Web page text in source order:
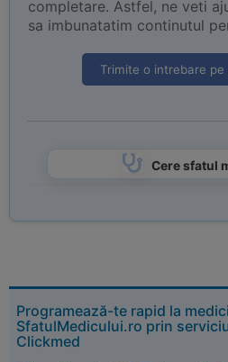
completare. Astfel, ne veti
sa imbunatatim continutul
Trimite o intrebare
Cere sfatul
Programează-te rapid la
SfatulMedicului.ro prin
Clickmed